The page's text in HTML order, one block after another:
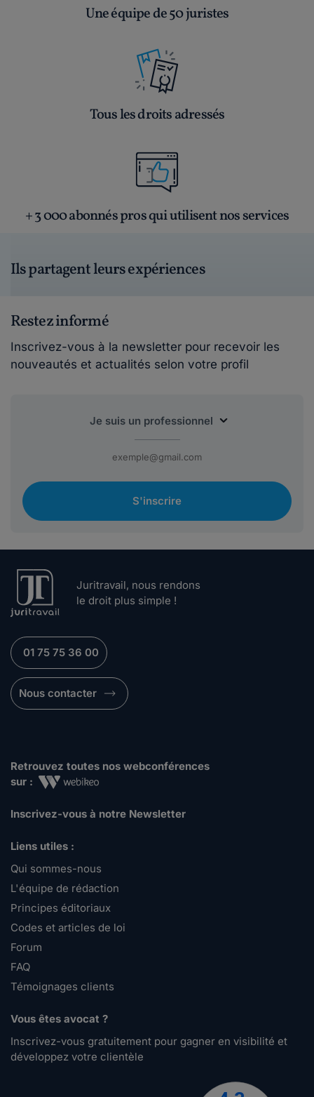
Une équipe de 50 juristes
Tous les droits adressés
+ 3 000 abonnés pros qui utilisent nos services
Ils partagent leurs expériences
Restez informé
Inscrivez-vous à la newsletter pour recevoir les
nouveautés et actualités selon votre profil
S'inscrire
Juritravail, nous rendons
le droit plus simple !
01 75 75 36 00
Nous contacter
Retrouvez toutes nos webconférences
sur :
Inscrivez-vous à notre Newsletter
Liens utiles :
Qui sommes-nous
L'équipe de rédaction
Principes éditoriaux
Codes et articles de loi
Forum
FAQ
Témoignages clients
Vous êtes avocat ?
Inscrivez-vous gratuitement pour gagner en visibilité et
développez votre clientèle